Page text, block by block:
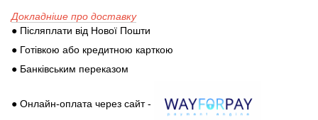
Докладніше про доставку
● Післяплати від Нової Пошти
● Готівкою або кредитною карткою
● Банківським переказом
● Онлайн-оплата через сайт -